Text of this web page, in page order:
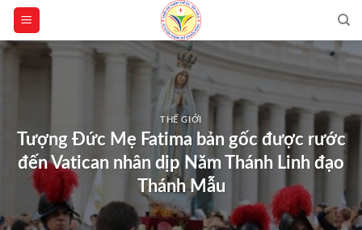
Skip
content
THẾ GIỚI
Tượng Đức Mẹ Fatima bản gốc được rước
đến Vatican nhân dịp Năm Thánh Linh đạo
Thánh Mẫu